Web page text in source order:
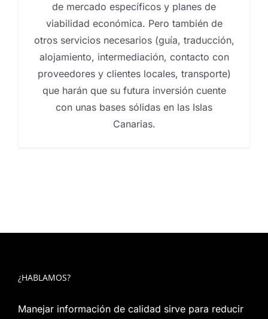
de mercado específicos y planes de
viabilidad económica. Pero también de
otros servicios necesarios (guía, traducción,
alojamiento, intermediación, contacto con
proveedores y clientes locales, transporte)
que harán que su futura inversión cuente
con unas bases sólidas en las Islas
Canarias.
¿HABLAMOS?
Manejar información de calidad sirve para reducir